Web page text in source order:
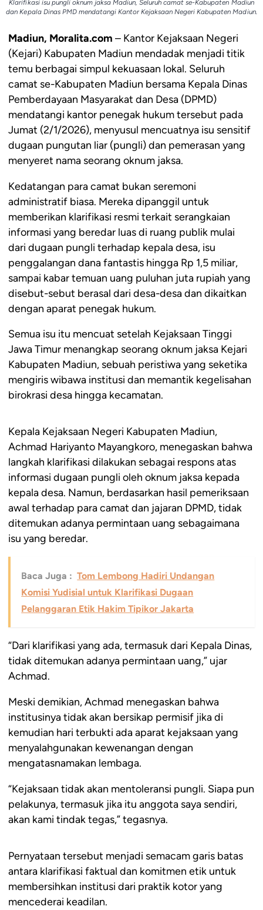
Klarifikasi isu pungli oknum jaksa Madiun, Seluruh camat se-Kabupaten Madiun
dan Kepala Dinas PMD mendatangi Kantor Kejaksaan Negeri Kabupaten Madiun.
Madiun, Moralita.com – Kantor Kejaksaan Negeri
(Kejari) Kabupaten Madiun mendadak menjadi titik
temu berbagai simpul kekuasaan lokal. Seluruh
camat se-Kabupaten Madiun bersama Kepala Dinas
Pemberdayaan Masyarakat dan Desa (DPMD)
mendatangi kantor penegak hukum tersebut pada
Jumat (2/1/2026), menyusul mencuatnya isu sensitif
dugaan pungutan liar (pungli) dan pemerasan yang
menyeret nama seorang oknum jaksa.
Kedatangan para camat bukan seremoni
administratif biasa. Mereka dipanggil untuk
memberikan klarifikasi resmi terkait serangkaian
informasi yang beredar luas di ruang publik mulai
dari dugaan pungli terhadap kepala desa, isu
penggalangan dana fantastis hingga Rp 1,5 miliar,
sampai kabar temuan uang puluhan juta rupiah yang
disebut-sebut berasal dari desa-desa dan dikaitkan
dengan aparat penegak hukum.
Semua isu itu mencuat setelah Kejaksaan Tinggi
Jawa Timur menangkap seorang oknum jaksa Kejari
Kabupaten Madiun, sebuah peristiwa yang seketika
mengiris wibawa institusi dan memantik kegelisahan
birokrasi desa hingga kecamatan.
Kepala Kejaksaan Negeri Kabupaten Madiun,
Achmad Hariyanto Mayangkoro, menegaskan bahwa
langkah klarifikasi dilakukan sebagai respons atas
informasi dugaan pungli oleh oknum jaksa kepada
kepala desa. Namun, berdasarkan hasil pemeriksaan
awal terhadap para camat dan jajaran DPMD, tidak
ditemukan adanya permintaan uang sebagaimana
isu yang beredar.
Baca Juga : Tom Lembong Hadiri Undangan
Komisi Yudisial untuk Klarifikasi Dugaan
Pelanggaran Etik Hakim Tipikor Jakarta
“Dari klarifikasi yang ada, termasuk dari Kepala Dinas,
tidak ditemukan adanya permintaan uang,” ujar
Achmad.
Meski demikian, Achmad menegaskan bahwa
institusinya tidak akan bersikap permisif jika di
kemudian hari terbukti ada aparat kejaksaan yang
menyalahgunakan kewenangan dengan
mengatasnamakan lembaga.
“Kejaksaan tidak akan mentoleransi pungli. Siapa pun
pelakunya, termasuk jika itu anggota saya sendiri,
akan kami tindak tegas,” tegasnya.
Pernyataan tersebut menjadi semacam garis batas
antara klarifikasi faktual dan komitmen etik untuk
membersihkan institusi dari praktik kotor yang
mencederai keadilan.